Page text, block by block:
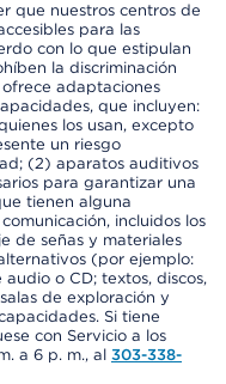
que nuestros centros de
para las
con lo que estipulan
la discriminación
adaptaciones
que incluyen:
los usan, excepto
un riesgo
(2) aparatos auditivos
para garantizar una
tienen alguna
incluidos los
de señas y materiales
(por ejemplo:
o CD; textos, discos,
de exploración y
Si tiene
con Servicio a los
a 6 p. m., al 303-338-